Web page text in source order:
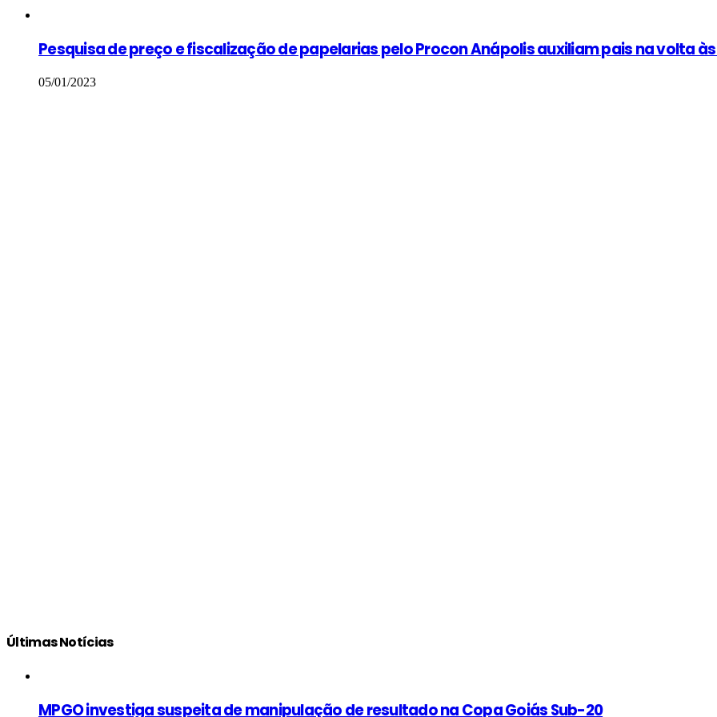
Close
Pesquisa de preço e fiscalização de papelarias pelo Procon Anápolis auxiliam pais na volta
05/01/2023
Últimas Notícias
MPGO investiga suspeita de manipulação de resultado na Copa Goiás Sub-20